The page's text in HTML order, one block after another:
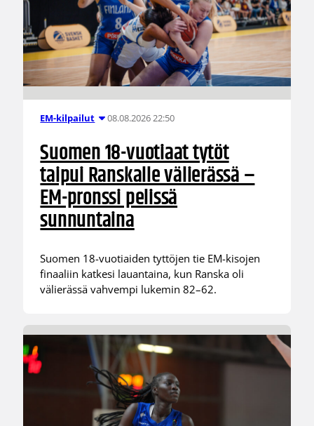
EM-kilpailut 08.08.2026 22:50
Suomen 18-vuotiaat tytöt
taipui Ranskalle välierässä –
EM-pronssi pelissä
sunnuntaina
Suomen 18-vuotiaiden tyttöjen tie EM-kisojen
finaaliin katkesi lauantaina, kun Ranska oli
välierässä vahvempi lukemin 82–62.